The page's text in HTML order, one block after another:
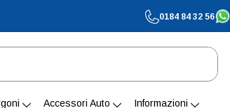
0184 84 32 56
Accessori Auto Informazioni